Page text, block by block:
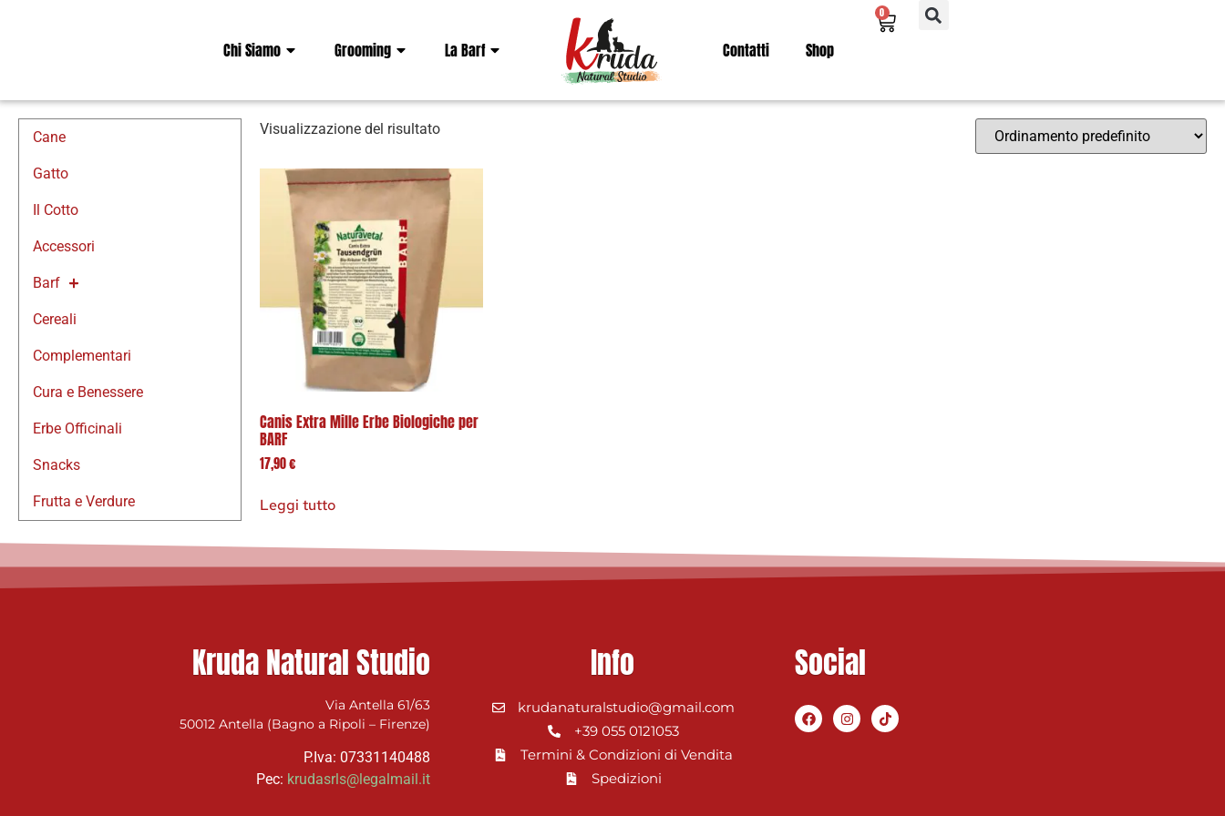
Chi Siamo Grooming La Barf Contatti Shop
0
Cane
Gatto
Il Cotto
Accessori
Barf
Cereali
Complementari
Cura e Benessere
Erbe Officinali
Snacks
Frutta e Verdure
Visualizzazione del risultato
Canis Extra Mille Erbe Biologiche per
BARF
17,90€
Leggi tutto
Kruda Natural Studio
Via Antella 61/63
50012 Antella (Bagno a Ripoli – Firenze)
P.Iva: 07331140488
Pec: krudasrls@legalmail.it
Info
krudanaturalstudio@gmail.com
+39 055 0121053
Termini & Condizioni di Vendita
Spedizioni
Social